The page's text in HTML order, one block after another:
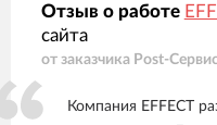
Отзыв о работе
сайта
от заказчика Post-Сервис
Компания EFFECT